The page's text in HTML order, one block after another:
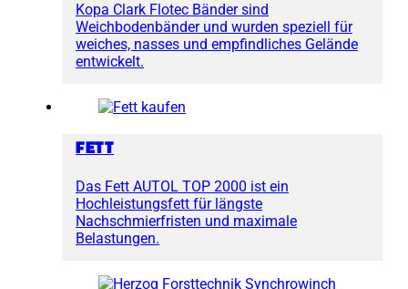
Kopa Clark Flotec Bänder sind
Weichbodenbänder und wurden speziell für
weiches, nasses und empfindliches Gelände
entwickelt.
FETT
Das Fett AUTOL TOP 2000 ist ein
Hochleistungsfett für längste
Nachschmierfristen und maximale
Belastungen.